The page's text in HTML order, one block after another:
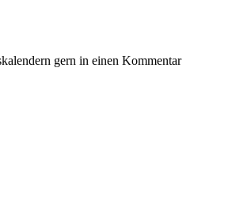
gern in einen Kommentar